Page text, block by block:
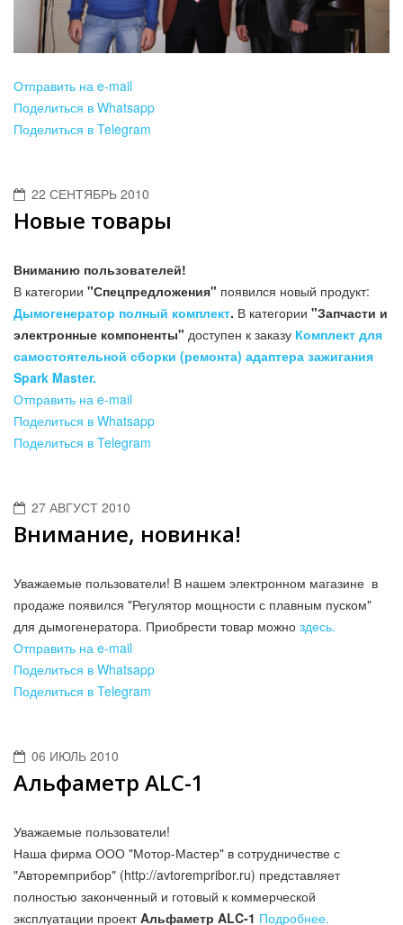
Отправить на e-mail
Поделиться в Whatsapp
Поделиться в Telegram
22 СЕНТЯБРЬ 2010
Новые товары
Вниманию пользователей!
В категории "Спецпредложения" появился новый продукт:
Дымогенератор полный комплект. В категории "Запчасти и
электронные компоненты" доступен к заказу Комплект для
самостоятельной сборки (ремонта) адаптера зажигания
Spark Master.
Отправить на e-mail
Поделиться в Whatsapp
Поделиться в Telegram
27 АВГУСТ 2010
Внимание, новинка!
Уважаемые пользователи! В нашем электронном магазине в
продаже появился "Регулятор мощности с плавным пуском"
для дымогенератора. Приобрести товар можно здесь.
Отправить на e-mail
Поделиться в Whatsapp
Поделиться в Telegram
06 ИЮЛЬ 2010
Aльфаметр ALC-1
Уважаемые пользователи!
Наша фирма ООО "Мотор-Мастер" в сотрудничестве с
"Авторемприбор" (http://avtorempribor.ru) представляет
полностью законченный и готовый к коммерческой
эксплуатации проектAльфаметр ALC-1 Подробнее.